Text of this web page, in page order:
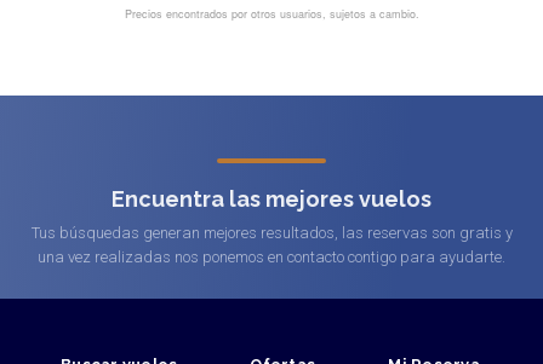
Encuentra las mejores vuelos
Tus búsquedas generan mejores resultados, las reservas son gratis y
una vez realizadas nos ponemos en contacto contigo para ayudarte.